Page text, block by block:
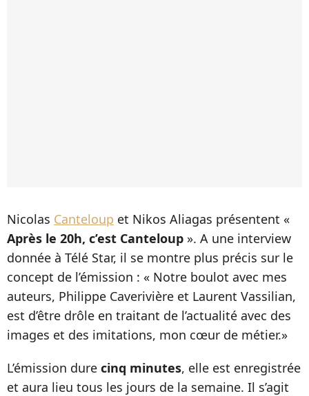
Nicolas Canteloup et Nikos Aliagas présentent «
Après le 20h, c’est Canteloup ». A une interview
donnée à Télé Star, il se montre plus précis sur le
concept de l’émission : « Notre boulot avec mes
auteurs, Philippe Caverivière et Laurent Vassilian,
est d’être drôle en traitant de l’actualité avec des
images et des imitations, mon cœur de métier.»
L’émission dure cinq minutes, elle est enregistrée
et aura lieu tous les jours de la semaine. Il s’agit